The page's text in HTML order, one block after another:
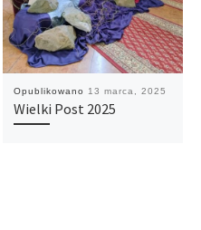
Opublikowano 13 marca, 2025
Wielki Post 2025